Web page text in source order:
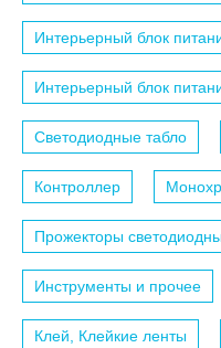
Интерьерный блок
Интерьерный блок
Светодиодные табло
Контроллер
Прожекторы
Инструменты и прочее
Клей, Клейкие ленты